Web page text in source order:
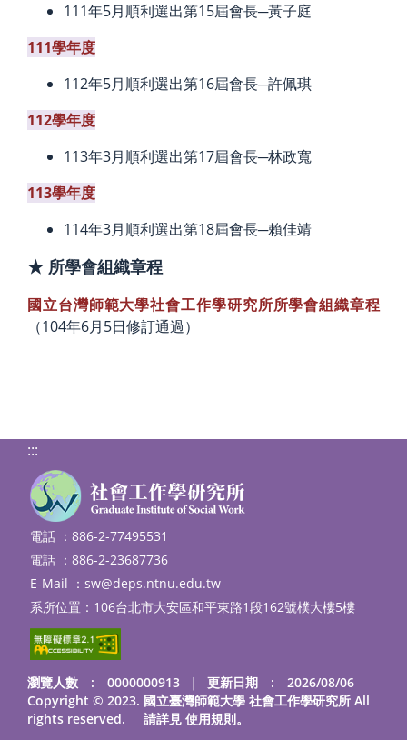
111年5月順利選出第15屆會長─黃子庭
111學年度
112年5月順利選出第16屆會長─許佩琪
112學年度
113年3月順利選出第17屆會長─林政寬
113學年度
114年3月順利選出第18屆會長─賴佳靖
★ 所學會組織章程
國立台灣師範大學社會工作學研究所所學會組織章程
（104年6月5日修訂通過）
:::
電話 ：886-2-77495531
電話 ：886-2-23687736
E-Mail ： sw@deps.ntnu.edu.tw
系所位置：106台北市大安區和平東路1段162號樸大樓5樓
瀏覽人數 : 0000000913 ｜
更新日期 : 2026/08/06
Copyright © 2023. 國立臺灣師範大學 社會工作學研究所 All
rights reserved. 請詳見 使用規則。